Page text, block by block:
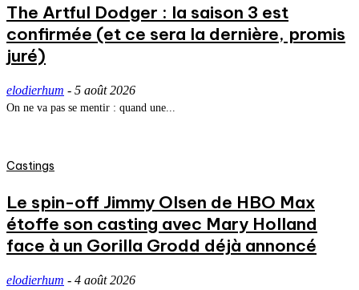
The Artful Dodger : la saison 3 est
confirmée (et ce sera la dernière, promis
juré)
elodierhum - 5 août 2026
On ne va pas se mentir : quand une...
Castings
Le spin-off Jimmy Olsen de HBO Max
étoffe son casting avec Mary Holland
face à un Gorilla Grodd déjà annoncé
elodierhum - 4 août 2026